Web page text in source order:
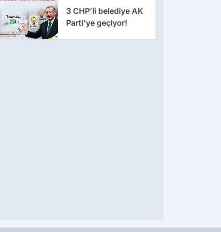
3 CHP’li belediye AK
Parti’ye geçiyor!